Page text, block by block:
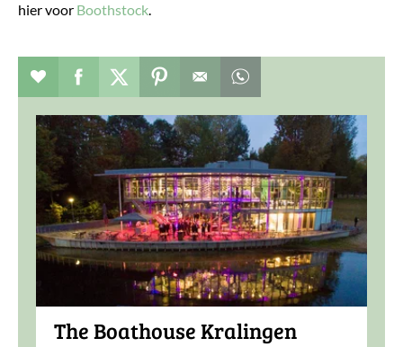
hier voor Boothstock.
Evenement toevoegen aan favorieten
Deel dit op facebook
Deel dit op twitter
Deel dit op pinterest
The Boathouse Kralingen